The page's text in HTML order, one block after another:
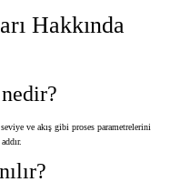
Hakkında
ve akış gibi proses parametrelerini